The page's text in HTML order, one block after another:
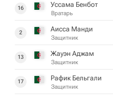
16 Уссама Бенбот
Вратарь
2 Аисса Манди
Защитник
13 Жауэн Аджам
Защитник
17 Рафик Бельгали
Защитник